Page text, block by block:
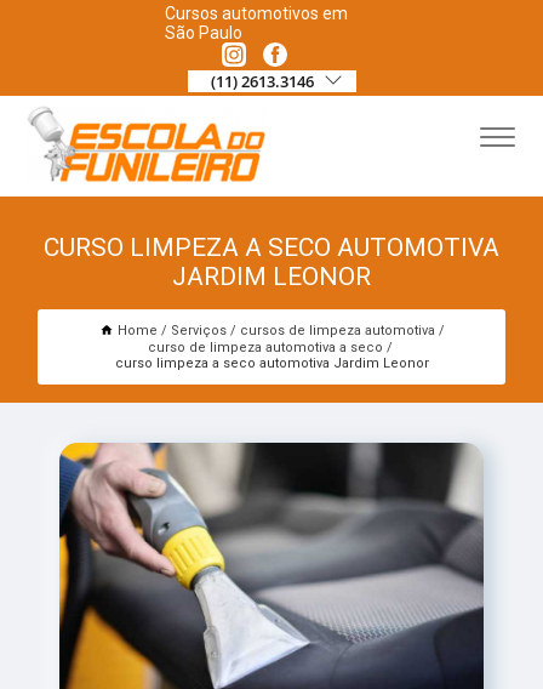
Cursos automotivos em
São Paulo
(11) 2613.3146
CURSO LIMPEZA A SECO AUTOMOTIVA
JARDIM LEONOR
Home Serviços
cursos de limpeza automotiva
curso de limpeza automotiva a seco
curso limpeza a seco automotiva Jardim Leonor